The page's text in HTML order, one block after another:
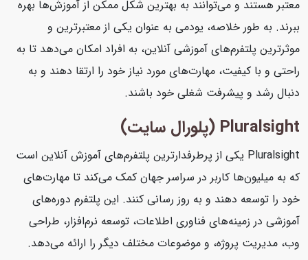
معتبر هستند و می‌توانند به بهترین شکل ممکن از آموزش‌ها بهره
ببرند. به طور خلاصه، یودمی به عنوان یکی از معتبرترین و
موثرترین پلتفرم‌های آموزشی آنلاین، به افراد امکان می‌دهد تا به
راحتی و با کیفیت، مهارت‌های مورد نیاز خود را ارتقا دهند و به
دنبال رشد و پیشرفت شغلی خود باشند.
Pluralsight (پلورال سایت)
Pluralsight یکی از پرطرفدارترین پلتفرم‌های آموزش آنلاین است
که به میلیون‌ها کاربر در سراسر جهان کمک می‌کند تا مهارت‌های
خود را توسعه دهند و به روز رسانی کنند. این پلتفرم دوره‌های
آموزشی در زمینه‌های فناوری اطلاعات، توسعه نرم‌افزار، طراحی
وب، مدیریت پروژه، و موضوعات مختلف دیگر را ارائه می‌دهد.